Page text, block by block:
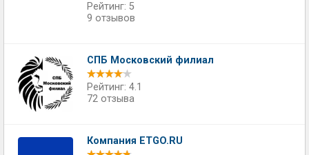
Рейтинг: 5
9 отзывов
СПБ Московский филиал
Рейтинг: 4.1
72 отзыва
Компания ETGO.RU